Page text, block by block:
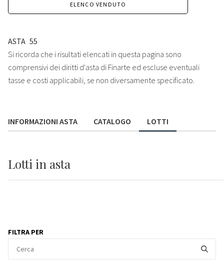
ELENCO VENDUTO
ASTA 55
Si ricorda che i risultati elencati in questa pagina sono
comprensivi dei diritti d'asta di Finarte ed escluse eventuali
tasse e costi applicabili, se non diversamente specificato.
INFORMAZIONI ASTA CATALOGO LOTTI
Lotti in asta
FILTRA PER